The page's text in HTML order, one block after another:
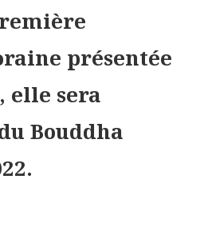
présentée
elle sera
Bouddha